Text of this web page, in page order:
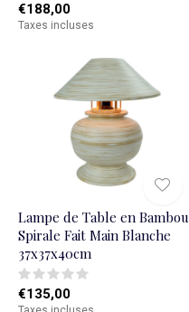
€188,00
Taxes incluses
Lampe de Table en Bambou
Spirale Fait Main Blanche
37x37x40cm
€135,00